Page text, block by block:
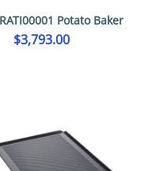
Potato Baker
$3,793.00